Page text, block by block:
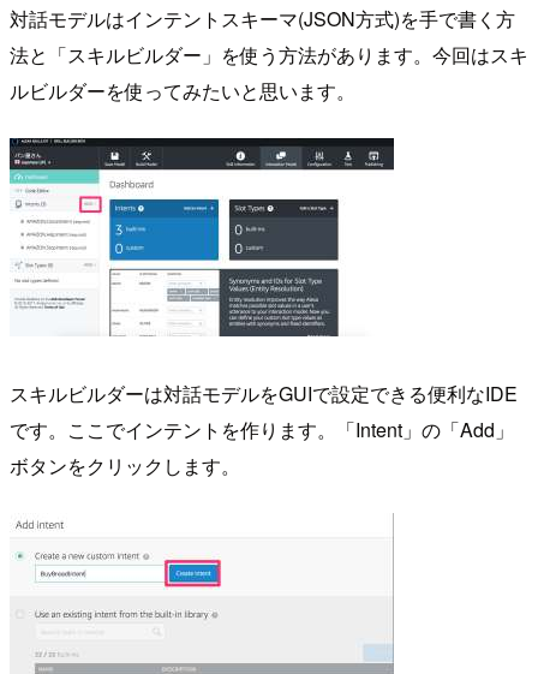
対話モデルはインテントスキーマ(JSON方式)を手で書く方
法と「スキルビルダー」を使う方法があります。今回はスキ
ルビルダーを使ってみたいと思います。
スキルビルダーは対話モデルをGUIで設定できる便利なIDE
です。ここでインテントを作ります。「Intent」の「Add」
ボタンをクリックします。